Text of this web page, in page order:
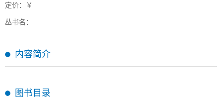
定价：￥
丛书名：
内容简介
图书目录